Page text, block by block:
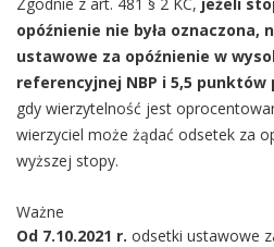
opóźnienie nie była oznaczona,
ustawowe za opóźnienie w
referencyjnej NBP i 5,5
gdy wierzytelność jest
wierzyciel może żądać odsetek za
wyższej stopy.
Ważne
Od 7.10.2021 r. odsetki ustawowe